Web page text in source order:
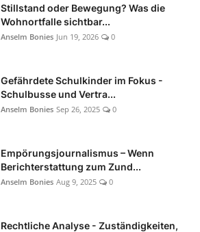
Stillstand oder Bewegung? Was die
Wohnortfalle sichtbar...
Anselm Bonies Jun 19, 2026 0
Gefährdete Schulkinder im Fokus -
Schulbusse und Vertra...
Anselm Bonies Sep 26, 2025 0
Empörungsjournalismus – Wenn
Berichterstattung zum Zund...
Anselm Bonies Aug 9, 2025 0
Rechtliche Analyse - Zuständigkeiten,